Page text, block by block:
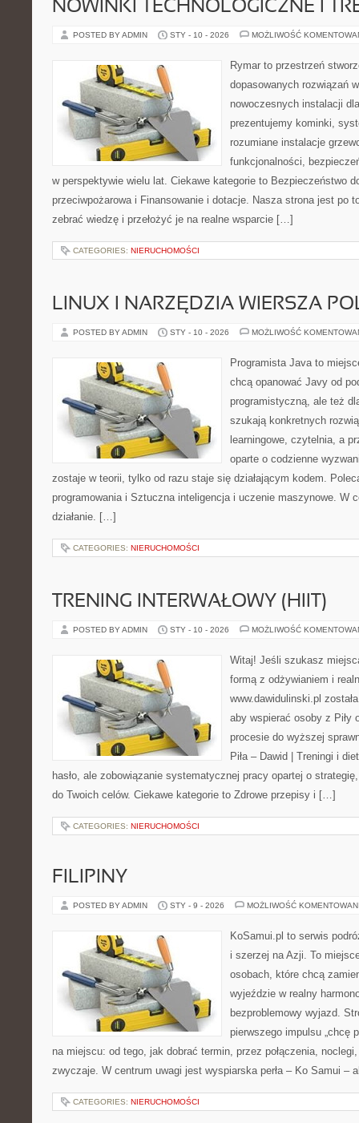
NOWINKI TECHNOLOGICZNE I
POSTED BY ADMIN STY - 10 - 2026 MOŻLIWOŚĆ
Rymar to przestrzeń
dopasowanych rozwiązań
nowoczesnych instalacji
prezentujemy kominki,
rozumiane instalacje
funkcjonalności,
w perspektywie wielu lat. Ciekawe kategorie to Bezpieczeństwo
przeciwpożarowa i Finansowanie i dotacje. Nasza strona jest po
zebrać wiedzę i przełożyć je na realne wsparcie […]
CATEGORIES: NIERUCHOMOŚCI
LINUX I NARZĘDZIA WIERSZA
POSTED BY ADMIN STY - 10 - 2026 MOŻLIWOŚĆ
Programista Java to
chcą opanować Javy od
programistyczną, ale też
szukają konkretnych
learningowe, czytelnia, a
oparte o codzienne
zostaje w teorii, tylko od razu staje się działającym kodem.
programowania i Sztuczna inteligencja i uczenie maszynowe. W
działanie. […]
CATEGORIES: NIERUCHOMOŚCI
TRENING INTERWAŁOWY (HIIT)
POSTED BY ADMIN STY - 10 - 2026 MOŻLIWOŚĆ
Witaj! Jeśli szukasz
formą z odżywianiem i
www.dawidulinski.pl
aby wspierać osoby z Piły
procesie do wyższej
Piła – Dawid | Treningi i
hasło, ale zobowiązanie systematycznej pracy opartej o
do Twoich celów. Ciekawe kategorie to Zdrowe przepisy i […]
CATEGORIES: NIERUCHOMOŚCI
FILIPINY
POSTED BY ADMIN STY - 9 - 2026 MOŻLIWOŚĆ
KoSamui.pl to serwis
i szerzej na Azji. To
osobach, które chcą
wyjeździe w realny
bezproblemowy wyjazd.
pierwszego impulsu „chcę
na miejscu: od tego, jak dobrać termin, przez połączenia,
zwyczaje. W centrum uwagi jest wyspiarska perła – Ko Samui –
CATEGORIES: NIERUCHOMOŚCI